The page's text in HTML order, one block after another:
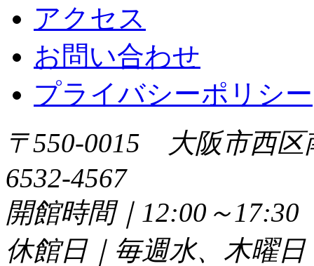
アクセス
お問い合わせ
プライバシーポリシー
〒550-0015 大阪市西
6532-4567
開館時間｜12:00～
休館日｜毎週水、木曜